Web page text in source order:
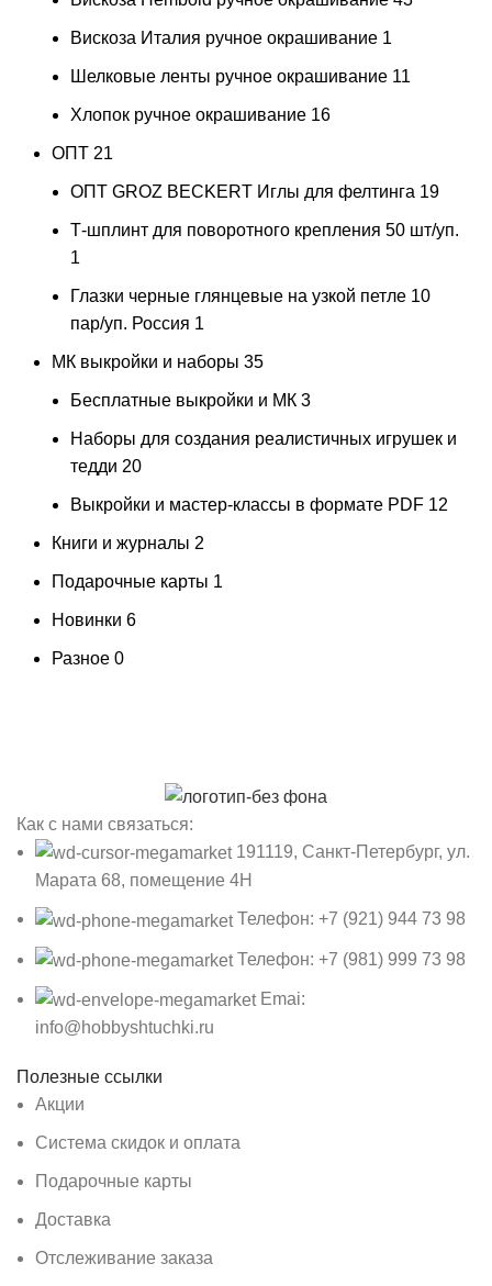
Вискоза Италия ручное окрашивание 1
Шелковые ленты ручное окрашивание 11
Хлопок ручное окрашивание 16
ОПТ 21
ОПТ GROZ BECKERT Иглы для фелтинга 19
Т-шплинт для поворотного крепления 50 шт/уп.
1
Глазки черные глянцевые на узкой петле 10
пар/уп. Россия 1
МК выкройки и наборы 35
Бесплатные выкройки и МК 3
Наборы для создания реалистичных игрушек и
тедди 20
Выкройки и мастер-классы в формате PDF 12
Книги и журналы 2
Подарочные карты 1
Новинки 6
Разное 0
Как с нами связаться:
191119, Санкт-Петербург, ул.
Марата 68, помещение 4Н
Телефон: +7 (921) 944 73 98
Телефон: +7 (981) 999 73 98
Emai:
info@hobbyshtuchki.ru
Полезные ссылки
Акции
Система скидок и оплата
Подарочные карты
Доставка
Отслеживание заказа